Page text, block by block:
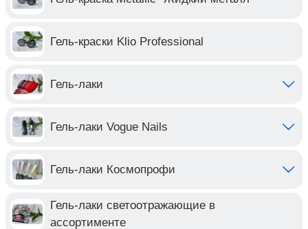
Гель-краски Klio Professional
Гель-лаки
Гель-лаки Vogue Nails
Гель-лаки Космопрофи
Гель-лаки светоотражающие в
ассортименте